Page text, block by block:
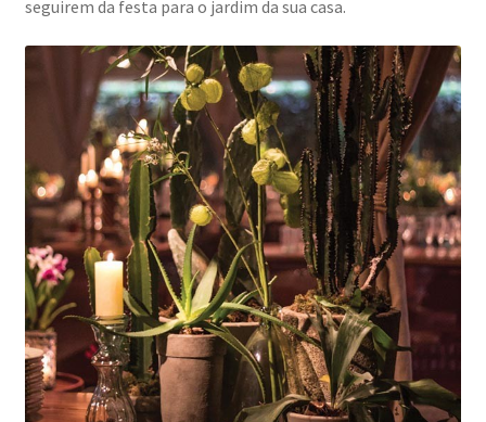
seguirem da festa para o jardim da sua casa.